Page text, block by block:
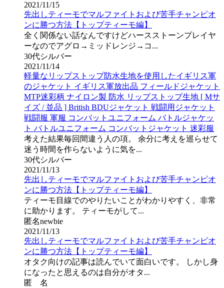
2021/11/15
先出しティーモでマルファイトおよび苦手チャンピオ
ンに勝つ方法【トップティーモ編】
全く関係ない話なんですけどハースストーンプレイヤ
ーなのでアグロ→ミッドレンジ→コ...
30代シルバー
2021/11/14
軽量なリップストップ防水生地を使用したイギリス軍
のジャケット イギリス軍放出品 フィールドジャケット
MTP迷彩柄 ナイロン製 防水 リップストップ生地 [ Mサ
イズ / 並品 ] British BDUジャケット 戦闘用ジャケット
戦闘服 軍服 コンバットユニフォーム バトルジャケッ
ト バトルユニフォーム コンバットジャケット 迷彩服
考えた結果毎回間違う人の項。 余分に考えを巡らせて
迷う時間を作らないように気を...
30代シルバー
2021/11/13
先出しティーモでマルファイトおよび苦手チャンピオ
ンに勝つ方法【トップティーモ編】
ティーモ目線でのやりたいことがわかりやすく、非常
に助かります。 ティーモがして...
匿名newbie
2021/11/13
先出しティーモでマルファイトおよび苦手チャンピオ
ンに勝つ方法【トップティーモ編】
オタク向けの記事は読んでいて面白いです。 しかし身
になったと思えるのは自分がオタ...
匿 名